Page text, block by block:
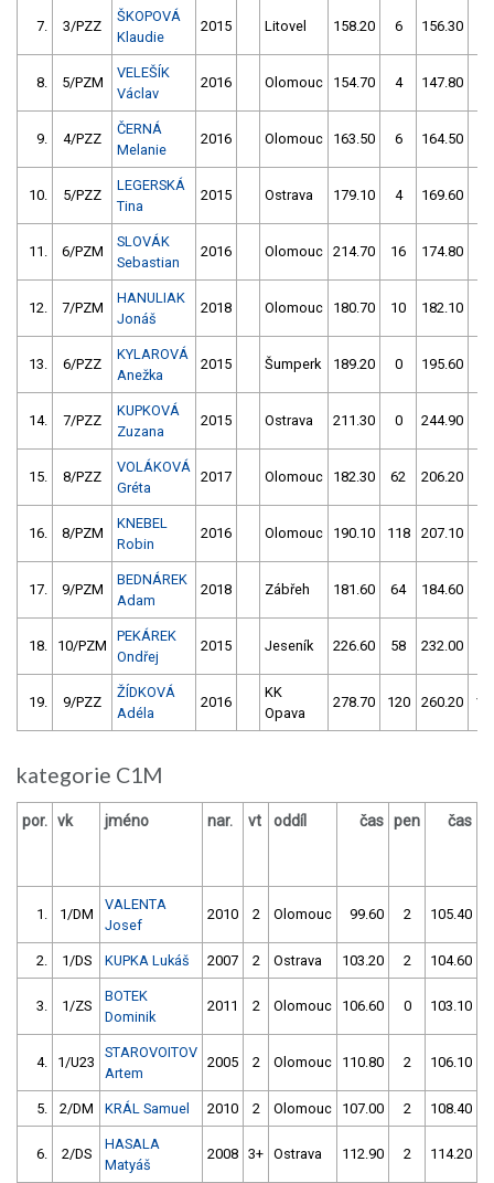
7. 3/PZZ
ŠKOPOVÁ
Klaudie
2015 Litovel 158.20 6 156.30
8. 5/PZM
VELEŠÍK
Václav
2016 Olomouc 154.70 4 147.80
9. 4/PZZ
ČERNÁ
Melanie
2016 Olomouc 163.50 6 164.50
10. 5/PZZ
LEGERSKÁ
Tina
2015 Ostrava 179.10 4 169.60
11. 6/PZM
SLOVÁK
Sebastian
2016 Olomouc 214.70 16 174.80
12. 7/PZM
HANULIAK
Jonáš
2018 Olomouc 180.70 10 182.10
13. 6/PZZ
KYLAROVÁ
Anežka
2015 Šumperk 189.20 0 195.60
14. 7/PZZ
KUPKOVÁ
Zuzana
2015 Ostrava 211.30 0 244.90
15. 8/PZZ
VOLÁKOVÁ
Gréta
2017 Olomouc 182.30 62 206.20
16. 8/PZM
KNEBEL
Robin
2016 Olomouc 190.10 118 207.10
17. 9/PZM
BEDNÁREK
Adam
2018 Zábřeh 181.60 64 184.60
18. 10/PZM
PEKÁREK
Ondřej
2015 Jeseník 226.60 58 232.00
19. 9/PZZ
ŽÍDKOVÁ
Adéla
2016
KK
Opava
278.70 120 260.20
kategorie C1M
por. vk jméno nar. vt oddíl čas pen čas
1. 1/DM
VALENTA
Josef
2010 2 Olomouc 99.60 2 105.40
2. 1/DS KUPKA Lukáš 2007 2 Ostrava 103.20 2 104.60
3. 1/ZS
BOTEK
Dominik
2011 2 Olomouc 106.60 0 103.10
4. 1/U23
STAROVOITOV
Artem
2005 2 Olomouc 110.80 2 106.10
5. 2/DM KRÁL Samuel 2010 2 Olomouc 107.00 2 108.40
6. 2/DS
HASALA
Matyáš
2008 3+ Ostrava 112.90 2 114.20